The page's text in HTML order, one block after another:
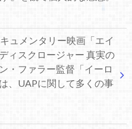
ュメンタリー映画「エイ
ィスクロージャー 真実の
・ファラー監督「イーロ
、UAPに関して多くの事